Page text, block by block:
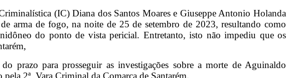
(IC) Diana dos Santos Moares e Giuseppe Antonio Holanda
arma de fogo, na noite de 25 de setembro de 2023, resultando como
do ponto de vista pericial. Entretanto, isto não impediu que os
prazo para prosseguir as investigações sobre a morte de Aguinaldo
pela 2ª Vara Criminal da Comarca de Santarém.